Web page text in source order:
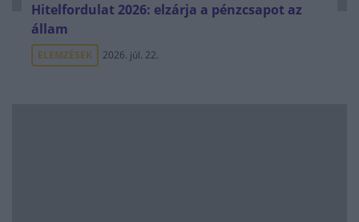
Hitelfordulat 2026: elzárja a pénzcsapot az
állam
ELEMZÉSEK 2026. júl. 22.